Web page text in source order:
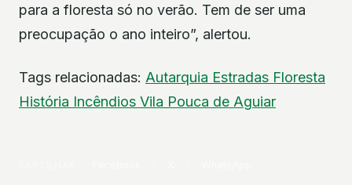
para a floresta só no verão. Tem de ser uma
preocupação o ano inteiro”, alertou.
Tags relacionadas: Autarquia Estradas Floresta
História Incêndios Vila Pouca de Aguiar